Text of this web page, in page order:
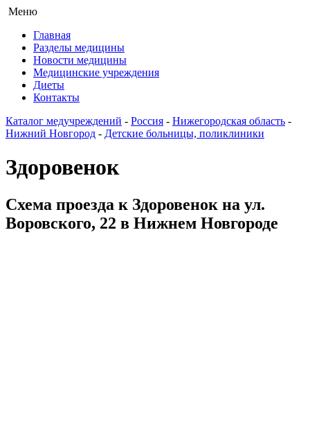
Меню
Главная
Разделы медицины
Новости медицины
Медицинские учреждения
Диеты
Контакты
Каталог медучреждений - Россия - Нижегородская область -
Нижний Новгород - Детские больницы, поликлиники
Здоровенок
Схема проезда к Здоровенок на ул.
Воровского, 22 в Нижнем Новгороде